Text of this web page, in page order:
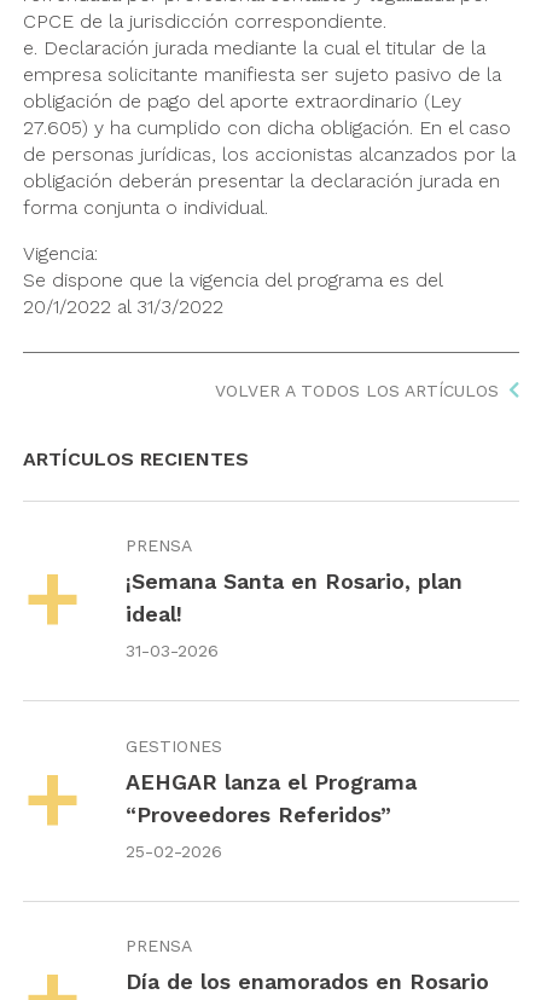
CPCE de la jurisdicción correspondiente.
e. Declaración jurada mediante la cual el titular de la
empresa solicitante manifiesta ser sujeto pasivo de la
obligación de pago del aporte extraordinario (Ley
27.605) y ha cumplido con dicha obligación. En el caso
de personas jurídicas, los accionistas alcanzados por la
obligación deberán presentar la declaración jurada en
forma conjunta o individual.
Vigencia:
Se dispone que la vigencia del programa es del
20/1/2022 al 31/3/2022
VOLVER A TODOS LOS ARTÍCULOS
ARTÍCULOS RECIENTES
PRENSA
¡Semana Santa en Rosario, plan
ideal!
31-03-2026
GESTIONES
AEHGAR lanza el Programa
“Proveedores Referidos”
25-02-2026
PRENSA
Día de los enamorados en Rosario